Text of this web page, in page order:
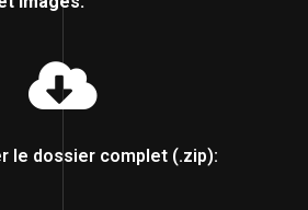
le dossier complet (.zip):